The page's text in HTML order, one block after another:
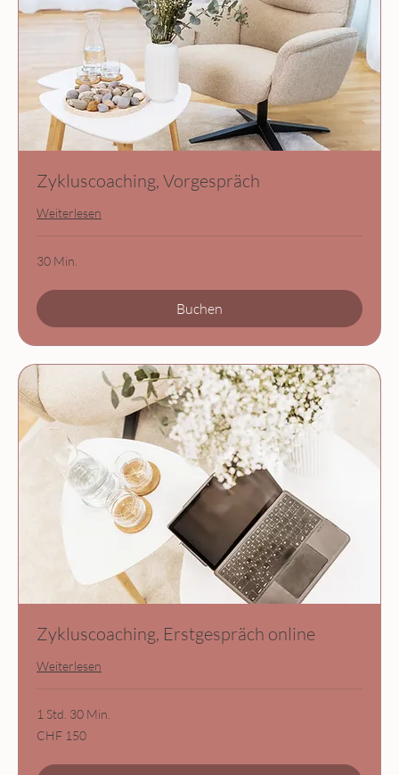
Zykluscoaching, Vorgespräch
Weiterlesen
30 Min.
Buchen
Zykluscoaching, Erstgespräch online
Weiterlesen
1 Std. 30 Min.
150
Schweizer
CHF 150